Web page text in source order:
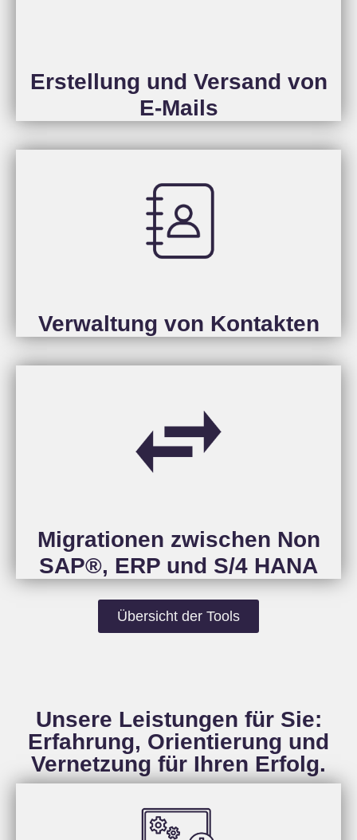
Erstellung und Versand von
E-Mails
Verwaltung von Kontakten
Migrationen zwischen Non
SAP®, ERP und S/4 HANA
Übersicht der Tools
Unsere Leistungen für Sie:
Erfahrung, Orientierung und
Vernetzung für Ihren Erfolg.